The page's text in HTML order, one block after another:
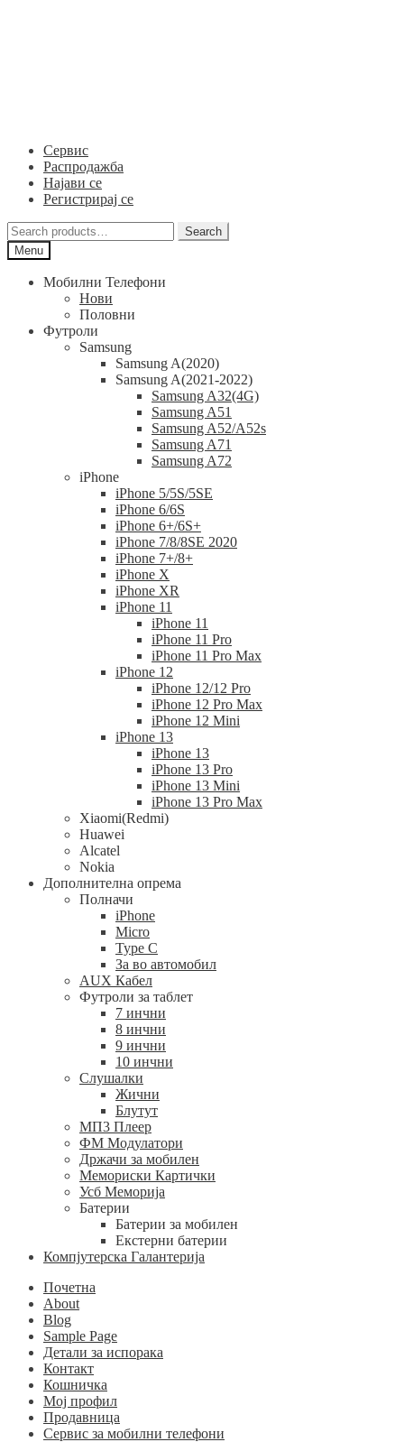
Сервис
Распродажба
Најави се
Регистрирај се
Search
for:
Search
Menu
Мобилни Телефони
Нови
Половни
Футроли
Samsung
Samsung A(2020)
Samsung A(2021-2022)
Samsung A32(4G)
Samsung A51
Samsung A52/A52s
Samsung A71
Samsung A72
iPhone
iPhone 5/5S/5SE
iPhone 6/6S
iPhone 6+/6S+
iPhone 7/8/8SE 2020
iPhone 7+/8+
iPhone X
iPhone XR
iPhone 11
iPhone 11
iPhone 11 Pro
iPhone 11 Pro Max
iPhone 12
iPhone 12/12 Pro
iPhone 12 Pro Max
iPhone 12 Mini
iPhone 13
iPhone 13
iPhone 13 Pro
iPhone 13 Mini
iPhone 13 Pro Max
Xiaomi(Redmi)
Huawei
Alcatel
Nokia
Дополнителна опрема
Полначи
iPhone
Micro
Type C
За во автомобил
AUX Кабел
Футроли за таблет
7 инчни
8 инчни
9 инчни
10 инчни
Слушалки
Жични
Блутут
МП3 Плеер
ФМ Модулатори
Држачи за мобилен
Мемориски Картички
Усб Меморија
Батерии
Батерии за мобилен
Екстерни батерии
Компјутерска Галантерија
Почетна
About
Blog
Sample Page
Детали за испорака
Контакт
Кошничка
Мој профил
Продавница
Сервис за мобилни телефони